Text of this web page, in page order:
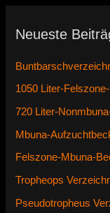
Neueste
1050 Liter-
720 Liter-
Mbuna-
Felszone-Mbuna-
Tropheops
Pseudotropheus